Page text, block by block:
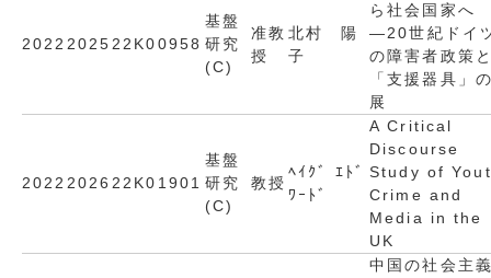
2022 2025 22K00958
基盤
研究
(C)
准教
授
北村 陽
子
ら社会国家へ
―20世紀ドイ
の障害者政策
「支援器具」
展
2022 2026 22K01901
基盤
研究
(C)
教授
ﾍｲｸﾞ ｴﾄﾞ
ﾜｰﾄﾞ
A Critical
Discourse
Study of
Crime and
Media in the
UK
中国の社会主